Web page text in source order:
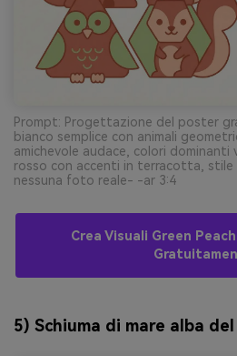
Prompt: Progettazione del poster
bianco semplice con animali
amichevole audace, colori dominanti
rosso con accenti in terracotta,
nessuna foto reale- -ar 3:4
Crea Visuali Green
5) Schiuma di mare alba